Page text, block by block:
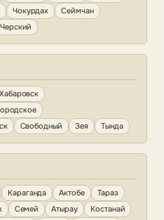
Чокурдах
Сеймчан
Черский
Хабаровск
Свободный Зея Тында
Караганда Актобе
Тараз
Семей Атырау
Костанай